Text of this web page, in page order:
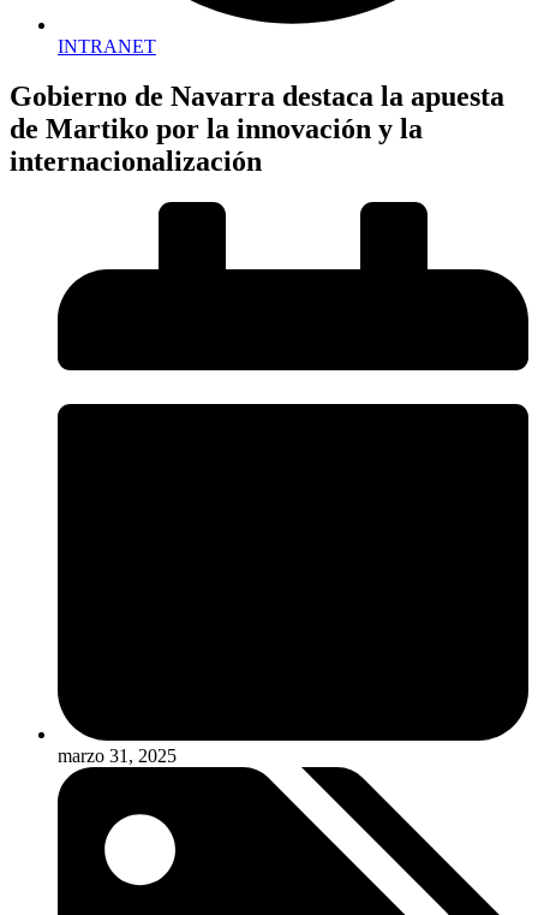
INTRANET
Gobierno de Navarra destaca la apuesta
de Martiko por la innovación y la
internacionalización
marzo 31, 2025